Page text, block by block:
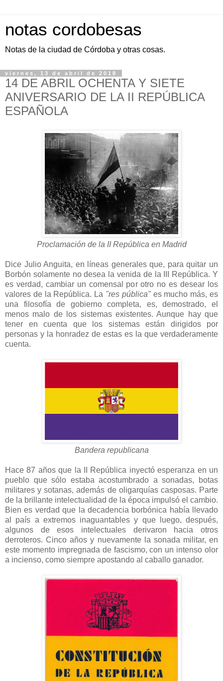
notas cordobesas
Notas de la ciudad de Córdoba y otras cosas.
viernes, 13 de abril de 2018
14 DE ABRIL OCHENTA Y SIETE
ANIVERSARIO DE LA II REPÚBLICA
ESPAÑOLA
Proclamación de la II República en Madrid
Dice Julio Anguita, en líneas generales que, para quitar un
Borbón solamente no desea la venida de la III República. Y
es verdad, cambiar un comensal por otro no es desear los
valores de la República. La "res pública"es mucho más, es
una filosofía de gobierno completa, es, demostrado, el
menos malo de los sistemas existentes. Aunque hay que
tener en cuenta que los sistemas están dirigidos por
personas y la honradez de estas es la que verdaderamente
cuenta.
Bandera republicana
Hace 87 años que la II República inyectó esperanza en un
pueblo que sólo estaba acostumbrado a sonadas, botas
militares y sotanas, además de oligarquías casposas. Parte
de la brillante intelectualidad de la época impulsó el cambio.
Bien es verdad que la decadencia borbónica había llevado
al país a extremos inaguantables y que luego, después,
algunos de esos intelectuales derivaron hacia otros
derroteros. Cinco años y nuevamente la sonada militar, en
este momento impregnada de fascismo, con un intenso olor
a incienso, como siempre apostando al caballo ganador.